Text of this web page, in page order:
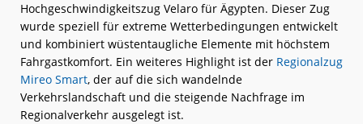
Hochgeschwindigkeitszug Velaro für Ägypten. Dieser Zug
wurde speziell für extreme Wetterbedingungen entwickelt
und kombiniert wüstentaugliche Elemente mit höchstem
Fahrgastkomfort. Ein weiteres Highlight ist der Regionalzug
Mireo Smart, der auf die sich wandelnde
Verkehrslandschaft und die steigende Nachfrage im
Regionalverkehr ausgelegt ist.